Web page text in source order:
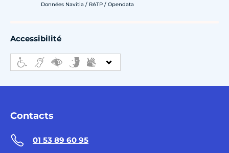
Données Navitia / RATP / Opendata
Accessibilité
Contacts
01 53 89 60 95